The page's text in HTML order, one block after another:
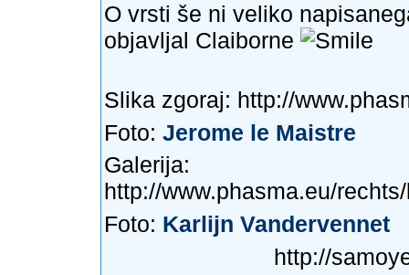
O vrsti še ni veliko
objavljal Claiborne
Slika zgoraj: http://
Foto: Jerome le Maistre
Galerija:
http://www.phasma.eu/
Foto: Karlijn Vandervennet
http://